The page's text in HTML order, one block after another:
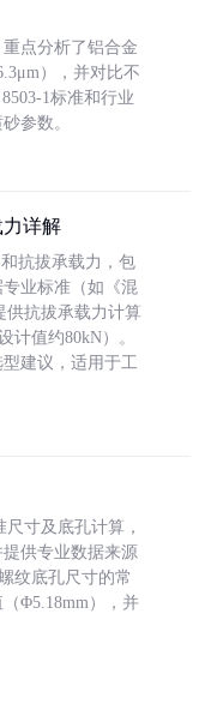
点分析了铝合金
），并对比不
1标准和行业
参数。
详解
抗拔承载力，包
业标准（如《混
供抗拔承载力计算
计值约80kN）。
建议，适用于工
寸及底孔计算，
供专业数据来源
纹底孔尺寸的常
Φ5.18mm），并